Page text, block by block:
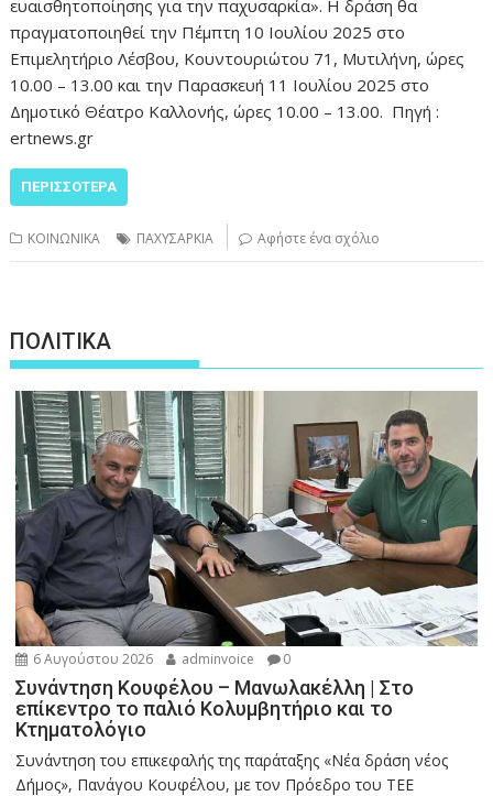
ευαισθητοποίησης για την παχυσαρκία». Η δράση θα
πραγματοποιηθεί την Πέμπτη 10 Ιουλίου 2025 στο
Επιμελητήριο Λέσβου, Κουντουριώτου 71, Μυτιλήνη, ώρες
10.00 – 13.00 και την Παρασκευή 11 Ιουλίου 2025 στο
Δημοτικό Θέατρο Καλλονής, ώρες 10.00 – 13.00. Πηγή :
ertnews.gr
ΠΕΡΙΣΣΌΤΕΡΑ
ΚΟΙΝΩΝΙΚΑ ΠΑΧΥΣΑΡΚΙΑ Αφήστε ένα σχόλιο
ΠΟΛΙΤΙΚΑ
6 Αυγούστου 2026 adminvoice 0
Συνάντηση Κουφέλου – Μανωλακέλλη | Στο
επίκεντρο το παλιό Κολυμβητήριο και το
Κτηματολόγιο
Συνάντηση του επικεφαλής της παράταξης «Νέα δράση νέος
Δήμος», Πανάγου Κουφέλου, με τον Πρόεδρο του ΤΕΕ